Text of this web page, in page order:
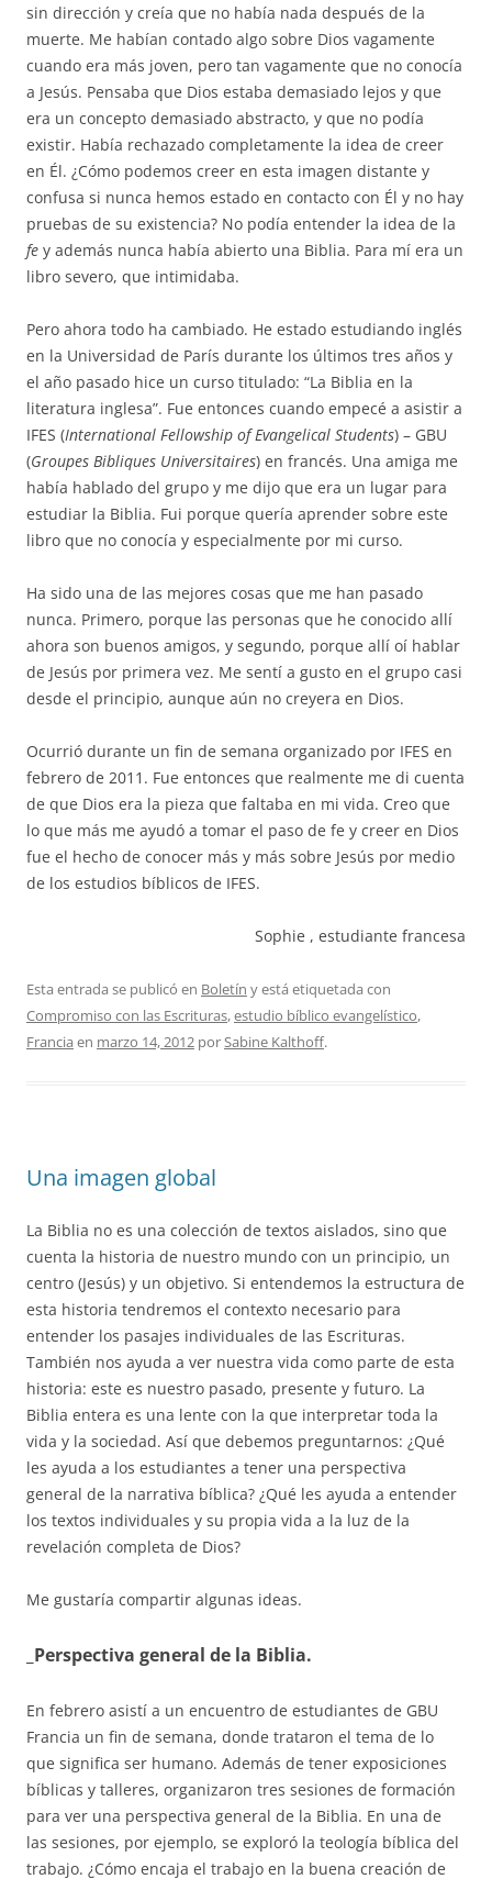
sin dirección y creía que no había nada después de la
muerte. Me habían contado algo sobre Dios vagamente
cuando era más joven, pero tan vagamente que no conocía
a Jesús. Pensaba que Dios estaba demasiado lejos y que
era un concepto demasiado abstracto, y que no podía
existir. Había rechazado completamente la idea de creer
en Él. ¿Cómo podemos creer en esta imagen distante y
confusa si nunca hemos estado en contacto con Él y no hay
pruebas de su existencia? No podía entender la idea de la
fe y además nunca había abierto una Biblia. Para mí era un
libro severo, que intimidaba.
Pero ahora todo ha cambiado. He estado estudiando inglés
en la Universidad de París durante los últimos tres años y
el año pasado hice un curso titulado: “La Biblia en la
literatura inglesa”. Fue entonces cuando empecé a asistir a
IFES (International Fellowship of Evangelical Students) – GBU
(Groupes Bibliques Universitaires) en francés. Una amiga me
había hablado del grupo y me dijo que era un lugar para
estudiar la Biblia. Fui porque quería aprender sobre este
libro que no conocía y especialmente por mi curso.
Ha sido una de las mejores cosas que me han pasado
nunca. Primero, porque las personas que he conocido allí
ahora son buenos amigos, y segundo, porque allí oí hablar
de Jesús por primera vez. Me sentí a gusto en el grupo casi
desde el principio, aunque aún no creyera en Dios.
Ocurrió durante un fin de semana organizado por IFES en
febrero de 2011. Fue entonces que realmente me di cuenta
de que Dios era la pieza que faltaba en mi vida. Creo que
lo que más me ayudó a tomar el paso de fe y creer en Dios
fue el hecho de conocer más y más sobre Jesús por medio
de los estudios bíblicos de IFES.
Sophie , estudiante francesa
Esta entrada se publicó en Boletín y está etiquetada con
Compromiso con las Escrituras,estudio bíblico evangelístico,
Francia en marzo 14, 2012 porSabine Kalthoff.
Una imagen global
La Biblia no es una colección de textos aislados, sino que
cuenta la historia de nuestro mundo con un principio, un
centro (Jesús) y un objetivo. Si entendemos la estructura de
esta historia tendremos el contexto necesario para
entender los pasajes individuales de las Escrituras.
También nos ayuda a ver nuestra vida como parte de esta
historia: este es nuestro pasado, presente y futuro. La
Biblia entera es una lente con la que interpretar toda la
vida y la sociedad. Así que debemos preguntarnos: ¿Qué
les ayuda a los estudiantes a tener una perspectiva
general de la narrativa bíblica? ¿Qué les ayuda a entender
los textos individuales y su propia vida a la luz de la
revelación completa de Dios?
Me gustaría compartir algunas ideas.
_Perspectiva general de la Biblia.
En febrero asistí a un encuentro de estudiantes de GBU
Francia un fin de semana, donde trataron el tema de lo
que significa ser humano. Además de tener exposiciones
bíblicas y talleres, organizaron tres sesiones de formación
para ver una perspectiva general de la Biblia. En una de
las sesiones, por ejemplo, se exploró la teología bíblica del
trabajo. ¿Cómo encaja el trabajo en la buena creación de